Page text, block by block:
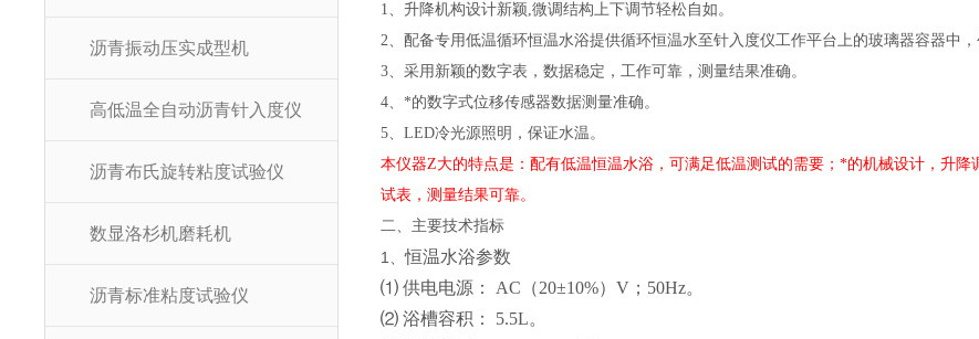
沥青振动压实成型机
高低温全自动沥青针入度仪
沥青布氏旋转粘度试验仪
数显洛杉机磨耗机
沥青标准粘度试验仪
1、 升降机构设计新颖,微调结构上下调节轻松自如。
2、配备专用低温循环恒温水浴提供循环恒温水至针入度仪工作平台上的玻璃器容器中
3、采用新颖的数字表，数据稳定，工作可靠，测量结果准确。
4、 *的数字式位移传感器数据测量准确。
5、 LED冷光源照明，保证水温。
本仪器Z大的特点是：配有低温恒温水浴，可满足低温测试的需要；*的机械设计，升
试表，测量结果可靠。
二、主要技术指标
1、恒温水浴参数
⑴ 供电电源： AC（20±10%）V；50Hz。
⑵ 浴槽容积： 5.5L。